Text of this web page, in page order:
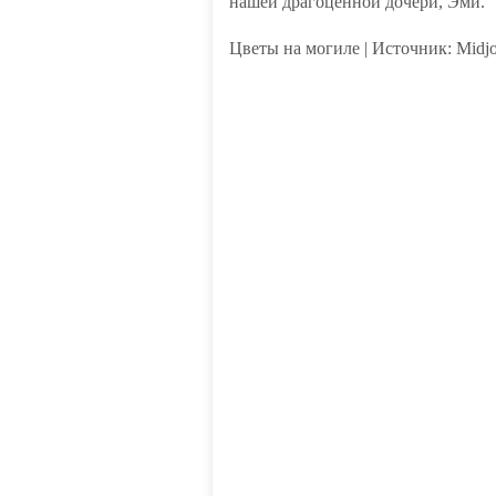
Цветы на могиле | Источник: